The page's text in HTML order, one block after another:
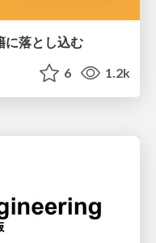
に落とし込む
6 1.2k